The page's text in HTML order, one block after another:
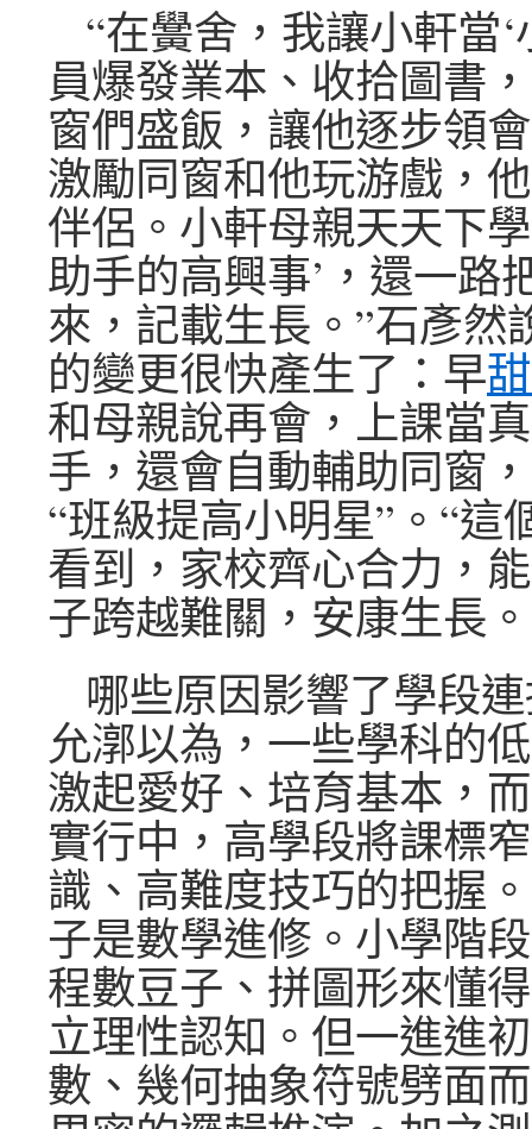
“在黌舍，我讓小軒當
員爆發業本、收拾圖書
窗們盛飯，讓他逐步領
激勵同窗和他玩游戲，
伴侶。小軒母親天天下
助手的高興事’，還一路
來，記載生長。”石彥然
的變更很快產生了：早
和母親說再會，上課當
手，還會自動輔助同窗
“班級提高小明星”。“這
看到，家校齊心合力，
子跨越難關，安康生長
哪些原因影響了學段
允漷以為，一些學科的
激起愛好、培育基本，
實行中，高學段將課標
識、高難度技巧的把握
子是數學進修。小學階
程數豆子、拼圖形來懂得
立理性認知。但一進進
數、幾何抽象符號劈面